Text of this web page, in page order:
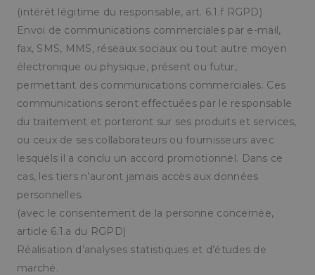
(intérêt légitime du responsable, art. 6.1.f RGPD)
Envoi de communications commerciales par e-mail,
fax, SMS, MMS, réseaux sociaux ou tout autre moyen
électronique ou physique, présent ou futur,
permettant des communications commerciales. Ces
communications seront effectuées par le responsable
du traitement et porteront sur ses produits et services,
ou ceux de ses collaborateurs ou fournisseurs avec
lesquels il a conclu un accord promotionnel. Dans ce
cas, les tiers n’auront jamais accès aux données
personnelles.
(avec le consentement de la personne concernée,
article 6.1.a du RGPD)
Réalisation d’analyses statistiques et d’études de
marché.